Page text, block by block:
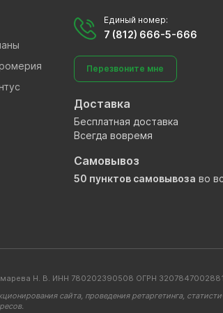
Единый номер:
7 (812) 666-5-666
Перезвоните мне
Доставка
Бесплатная доставка
Всегда вовремя
Самовывоз
50 пунктов самовывоза во
Н. В. ИНН 780202390508 ОГРН
сайта, проведения ретаргетинга,